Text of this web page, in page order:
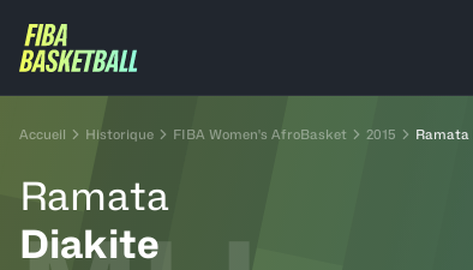
Accueil Historique FIBA Women's AfroBasket 2015
Ramata
Diakite